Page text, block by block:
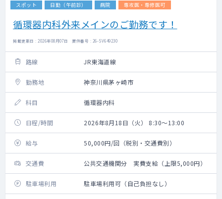
スポット 日勤（午前診） 病院 専攻医・専修医可
循環器内科外来メインのご勤務です！
掲載更新日 : 2026年08月07日 案件番号 : 26-SV649230
路線 JR東海道線
勤務地 神奈川県茅ヶ崎市
科目 循環器内科
日程/時間 2026年8月18日（火） 8:30～13:00
給与 50,000円/回（税別・交通費別）
交通費 公共交通機関分 実費支給（上限5,000円）
駐車場利用 駐車場利用可（自己負担なし）